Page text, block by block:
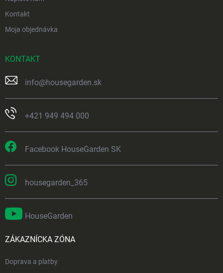
Kontakt
Moja objednávka
KONTAKT
info@housegarden.sk
+421 949 494 000
Facebook HouseGarden SK
housegarden_365
HouseGarden
ZÁKAZNÍCKA ZÓNA
Doprava a platby